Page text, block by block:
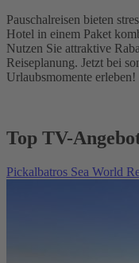
Pauschalreisen bieten
Hotel in einem Paket
Nutzen Sie attraktive
Reiseplanung. Jetzt bei
Urlaubsmomente erleben!
Top TV-
Pickalbatros Sea World